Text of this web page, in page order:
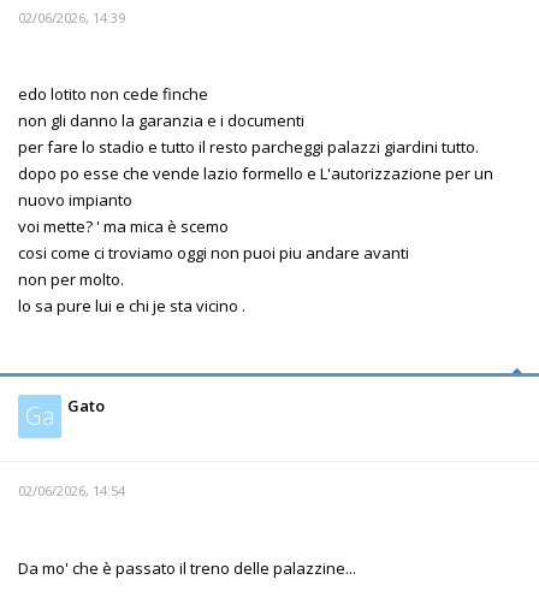
02/06/2026, 14:39
edo lotito non cede finche
non gli danno la garanzia e i documenti
per fare lo stadio e tutto il resto parcheggi palazzi giardini tutto.
dopo po esse che vende lazio formello e L'autorizzazione per un
nuovo impianto
voi mette? ' ma mica è scemo
cosi come ci troviamo oggi non puoi piu andare avanti
non per molto.
lo sa pure lui e chi je sta vicino .
Ga Gato
02/06/2026, 14:54
Da mo' che è passato il treno delle palazzine...